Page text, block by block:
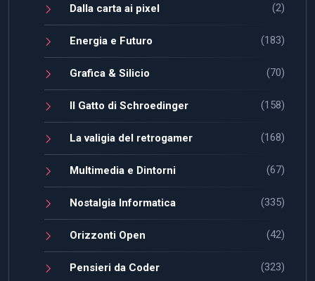
Dalla carta ai pixel (2)
Energia e Futuro (183)
Grafica & Silicio (70)
Il Gatto di Schroedinger (158)
La valigia del retrogamer (168)
Multimedia e Dintorni (67)
Nostalgia Informatica (335)
Orizzonti Open (42)
Pensieri da Coder (323)